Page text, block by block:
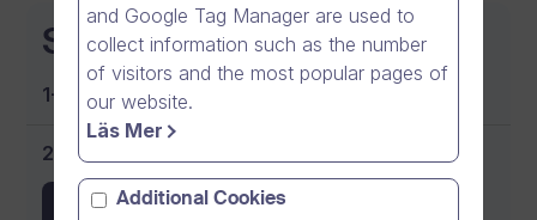
Starter
1-9 användare
25 EUR (€)
Köp nu
and Google Tag Manager are used to
collect information such as the number
of visitors and the most popular pages of
our website.
Läs Mer
Additional Cookies